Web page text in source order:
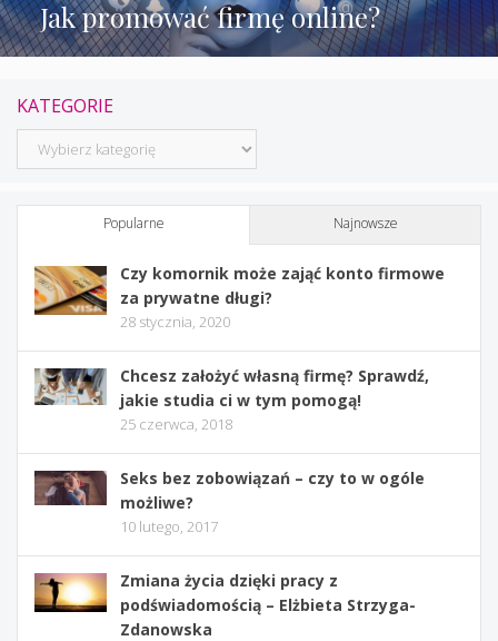
Jak promować firmę online?
KATEGORIE
Kategorie
Popularne Najnowsze
Czy komornik może zająć konto firmowe
za prywatne długi?
28 stycznia, 2020
Chcesz założyć własną firmę? Sprawdź,
jakie studia ci w tym pomogą!
25 czerwca, 2018
Seks bez zobowiązań – czy to w ogóle
możliwe?
10 lutego, 2017
Zmiana życia dzięki pracy z
podświadomością – Elżbieta Strzyga-
Zdanowska